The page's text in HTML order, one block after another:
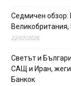
Седмичен обзор:
Великобритания,
22/07/2026
Светът и
САЩ и Иран, жеги
Банкок